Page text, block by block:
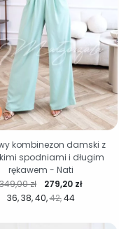
36 38 40 42 44
Cena regularna
349,00 zł Cena
279,20 zł
kombinezon damski z
spodniami i długim
rękawem - Nati